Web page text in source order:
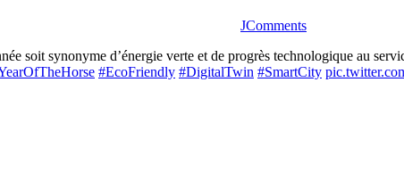
JComments
soit synonyme d’énergie verte et de progrès technologique au
#EcoFriendly #DigitalTwin #SmartCity